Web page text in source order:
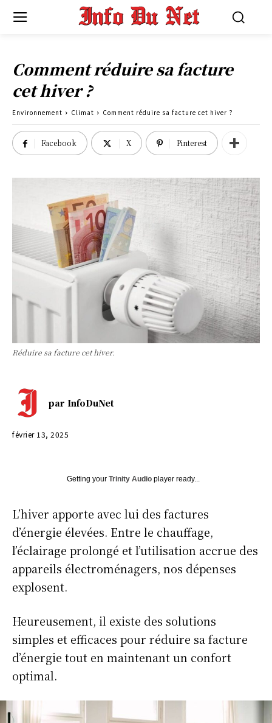
Comment réduire sa facture
cet hiver ?
Environnement Climat Comment réduire sa facture cet hiver ?
Facebook X Pinterest
Réduire sa facture cet hiver.
par InfoDuNet
février 13, 2025
Getting your Trinity Audio player ready...
L’hiver apporte avec lui des factures
d’énergie élevées. Entre le chauffage,
l’éclairage prolongé et l’utilisation accrue des
appareils électroménagers, nos dépenses
explosent.
Heureusement, il existe des solutions
simples et efficaces pour réduire sa facture
d’énergie tout en maintenant un confort
optimal.